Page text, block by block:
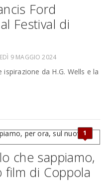
Ford
Festival di
9 MAGGIO 2024
da H.G. Wells e la
1
che sappiamo,
film di Coppola